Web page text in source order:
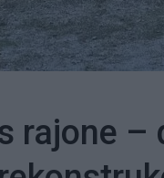
rajone –